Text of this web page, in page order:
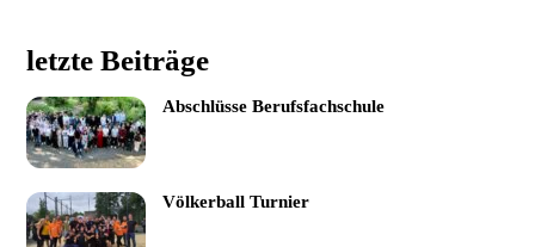
letzte Beiträge
Abschlüsse Berufsfachschule
Völkerball Turnier